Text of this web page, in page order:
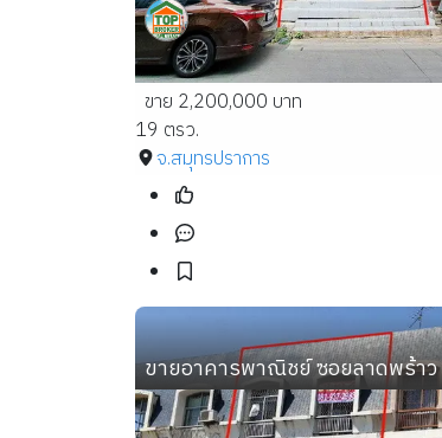
ขาย 2,200,000 บาท
19 ตรว.
จ.สมุทรปราการ
ขายอาคารพาณิชย์ ซอยลาดพร้า